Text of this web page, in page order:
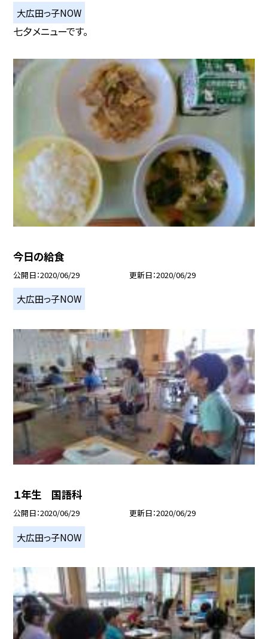
大広田っ子NOW
七夕メニューです。
今日の給食
公開日 2020/06/29 更新日 2020/06/29
大広田っ子NOW
１年生 国語科
公開日 2020/06/29 更新日 2020/06/29
大広田っ子NOW